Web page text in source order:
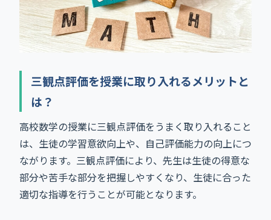
三観点評価を授業に取り入れるメリットと
は？
高校数学の授業に三観点評価をうまく取り入れること
は、生徒の学習意欲向上や、自己評価能力の向上につ
ながります。三観点評価により、先生は生徒の得意な
部分や苦手な部分を把握しやすくなり、生徒に合った
適切な指導を行うことが可能となります。